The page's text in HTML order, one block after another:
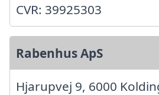
CVR: 39925303
Rabenhus ApS
Hjarupvej 9, 6000